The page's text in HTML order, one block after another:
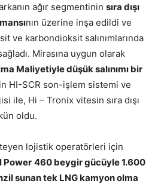
ağır segmentinin sıra dışı
nın üzerine inşa edildi ve
ve karbondioksit salınımlarında
Mirasına uygun olarak
Maliyetiyle düşük salınımı bir
HI-SCR son-işlem sistemi ve
ile, Hi – Tronix vitesin sıra dışı
oldu.
lojistik operatörleri için
Power 460 beygir gücüyle 1.600
sunan tek LNG kamyon olma